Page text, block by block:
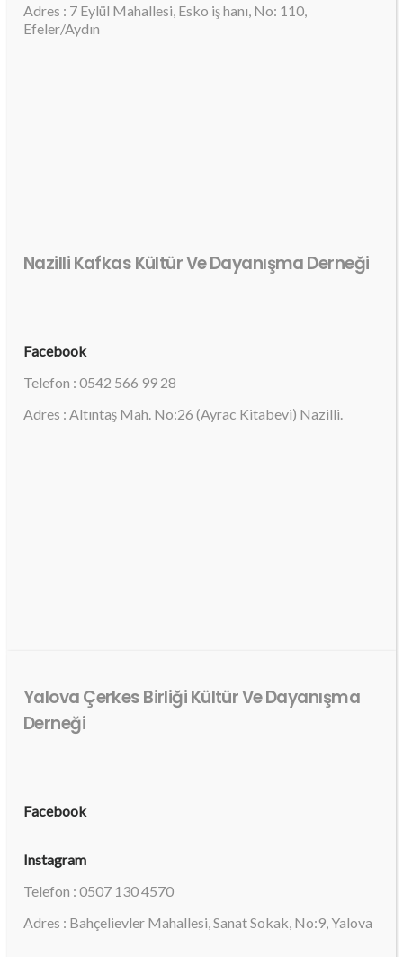
Adres : 7 Eylül Mahallesi, Esko iş hanı, No: 110,
Efeler/Aydın
Nazilli Kafkas Kültür Ve Dayanışma Derneği
Facebook
Telefon : 0542 566 99 28
Adres : Altıntaş Mah. No:26 (Ayrac Kitabevi) Nazilli.
Yalova Çerkes Birliği Kültür Ve Dayanışma
Derneği
Facebook
Instagram
Telefon : 0507 130 4570
Adres : Bahçelievler Mahallesi, Sanat Sokak, No:9, Yalova